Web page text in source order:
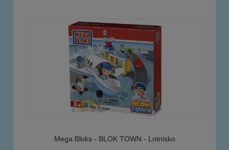
Mega Bloks - BLOK TOWN - Lotnisko